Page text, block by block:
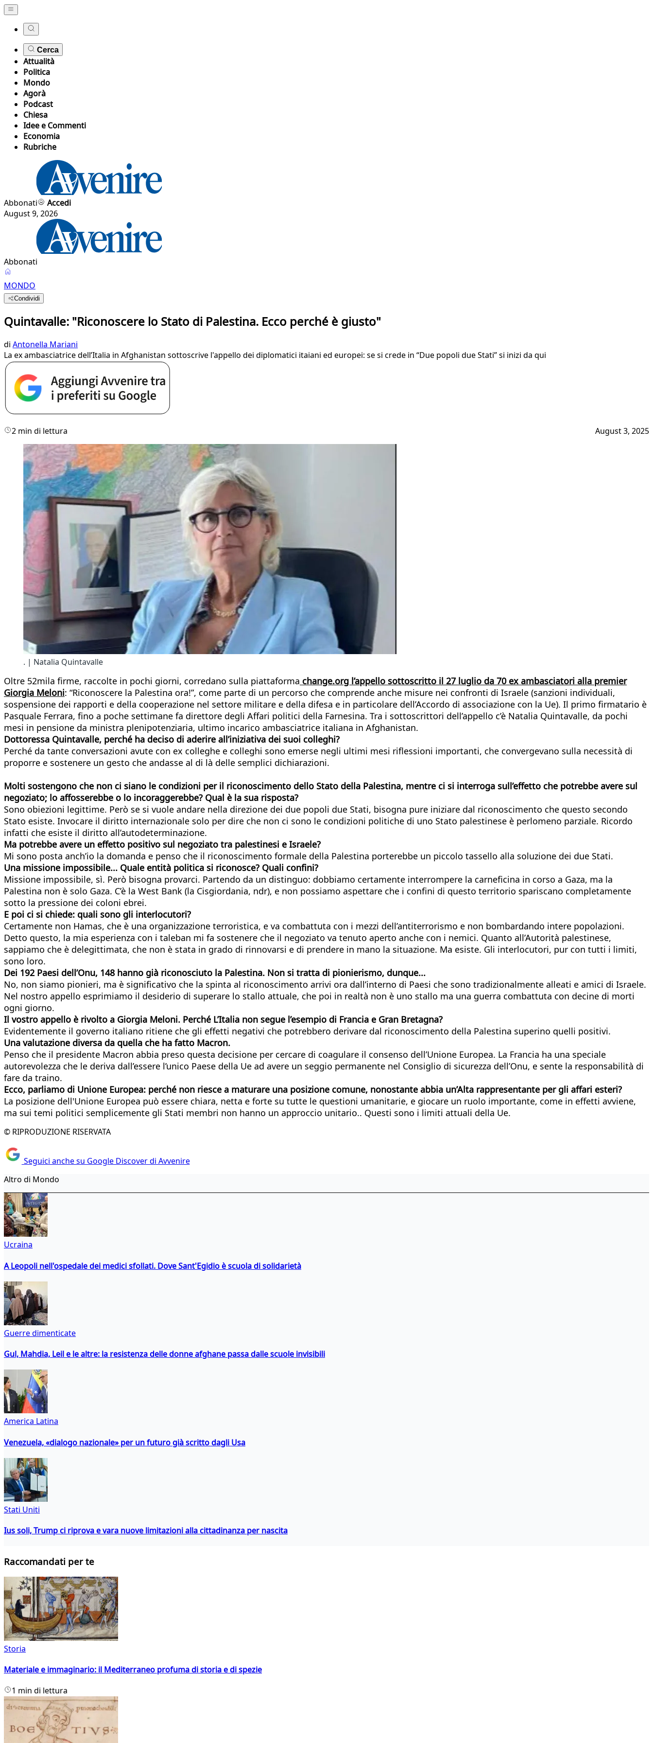
Cerca
Attualità
Politica
Mondo
Agorà
Podcast
Chiesa
Idee e Commenti
Economia
Rubriche
Abbonati
Accedi
August 9, 2026
Abbonati
MONDO
Condividi
Quintavalle: "Riconoscere lo Stato di Palestina. Ecco perché è giusto"
di Antonella Mariani
La ex ambasciatrice dell’Italia in Afghanistan sottoscrive l'appello dei diplomatici itaiani ed europei: se si crede in “Due popoli due Stati” si inizi da qui
2 min di lettura August 3, 2025
. | Natalia Quintavalle
Oltre 52mila firme, raccolte in pochi giorni, corredano sulla piattaforma change.org l’appello sottoscritto il 27 luglio da 70 ex ambasciatori alla premier
Giorgia Meloni: “Riconoscere la Palestina ora!”, come parte di un percorso che comprende anche misure nei confronti di Israele (sanzioni individuali,
sospensione dei rapporti e della cooperazione nel settore militare e della difesa e in particolare dell’Accordo di associazione con la Ue). Il primo firmatario è
Pasquale Ferrara, fino a poche settimane fa direttore degli Affari politici della Farnesina. Tra i sottoscrittori dell’appello c’è Natalia Quintavalle, da pochi
mesi in pensione da ministra plenipotenziaria, ultimo incarico ambasciatrice italiana in Afghanistan.
Dottoressa Quintavalle, perché ha deciso di aderire all’iniziativa dei suoi colleghi?
Perché da tante conversazioni avute con ex colleghe e colleghi sono emerse negli ultimi mesi riflessioni importanti, che convergevano sulla necessità di
proporre e sostenere un gesto che andasse al di là delle semplici dichiarazioni.
Molti sostengono che non ci siano le condizioni per il riconoscimento dello Stato della Palestina, mentre ci si interroga sull’effetto che potrebbe avere sul
negoziato; lo affosserebbe o lo incoraggerebbe? Qual è la sua risposta?
Sono obiezioni legittime. Però se si vuole andare nella direzione dei due popoli due Stati, bisogna pure iniziare dal riconoscimento che questo secondo
Stato esiste. Invocare il diritto internazionale solo per dire che non ci sono le condizioni politiche di uno Stato palestinese è perlomeno parziale. Ricordo
infatti che esiste il diritto all’autodeterminazione.
Ma potrebbe avere un effetto positivo sul negoziato tra palestinesi e Israele?
Mi sono posta anch’io la domanda e penso che il riconoscimento formale della Palestina porterebbe un piccolo tassello alla soluzione dei due Stati.
Una missione impossibile... Quale entità politica si riconosce? Quali confini?
Missione impossibile, sì. Però bisogna provarci. Partendo da un distinguo: dobbiamo certamente interrompere la carneficina in corso a Gaza, ma la
Palestina non è solo Gaza. C’è la West Bank (la Cisgiordania, ndr), e non possiamo aspettare che i confini di questo territorio spariscano completamente
sotto la pressione dei coloni ebrei.
E poi ci si chiede: quali sono gli interlocutori?
Certamente non Hamas, che è una organizzazione terroristica, e va combattuta con i mezzi dell’antiterrorismo e non bombardando intere popolazioni.
Detto questo, la mia esperienza con i taleban mi fa sostenere che il negoziato va tenuto aperto anche con i nemici. Quanto all’Autorità palestinese,
sappiamo che è delegittimata, che non è stata in grado di rinnovarsi e di prendere in mano la situazione. Ma esiste. Gli interlocutori, pur con tutti i limiti,
sono loro.
Dei 192 Paesi dell’Onu, 148 hanno già riconosciuto la Palestina. Non si tratta di pionierismo, dunque...
No, non siamo pionieri, ma è significativo che la spinta al riconoscimento arrivi ora dall’interno di Paesi che sono tradizionalmente alleati e amici di Israele.
Nel nostro appello esprimiamo il desiderio di superare lo stallo attuale, che poi in realtà non è uno stallo ma una guerra combattuta con decine di morti
ogni giorno.
Il vostro appello è rivolto a Giorgia Meloni. Perché L’Italia non segue l’esempio di Francia e Gran Bretagna?
Evidentemente il governo italiano ritiene che gli effetti negativi che potrebbero derivare dal riconoscimento della Palestina superino quelli positivi.
Una valutazione diversa da quella che ha fatto Macron.
Penso che il presidente Macron abbia preso questa decisione per cercare di coagulare il consenso dell’Unione Europea. La Francia ha una speciale
autorevolezza che le deriva dall’essere l’unico Paese della Ue ad avere un seggio permanente nel Consiglio di sicurezza dell’Onu, e sente la responsabilità di
fare da traino.
Ecco, parliamo di Unione Europea: perché non riesce a maturare una posizione comune, nonostante abbia un’Alta rappresentante per gli affari esteri?
La posizione dell'Unione Europea può essere chiara, netta e forte su tutte le questioni umanitarie, e giocare un ruolo importante, come in effetti avviene,
ma sui temi politici semplicemente gli Stati membri non hanno un approccio unitario.. Questi sono i limiti attuali della Ue.
© RIPRODUZIONE RISERVATA
Seguici anche su Google Discover di Avvenire
Altro di Mondo
Ucraina
A Leopoli nell'ospedale dei medici sfollati. Dove Sant'Egidio è scuola di solidarietà
Guerre dimenticate
Gul, Mahdia, Leil e le altre: la resistenza delle donne afghane passa dalle scuole invisibili
America Latina
Venezuela, «dialogo nazionale» per un futuro già scritto dagli Usa
Stati Uniti
Ius soli, Trump ci riprova e vara nuove limitazioni alla cittadinanza per nascita
Raccomandati per te
Storia
Materiale e immaginario: il Mediterraneo profuma di storia e di spezie
1 min di lettura